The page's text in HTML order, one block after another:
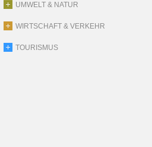
UMWELT & NATUR
WIRTSCHAFT & VERKEHR
TOURISMUS